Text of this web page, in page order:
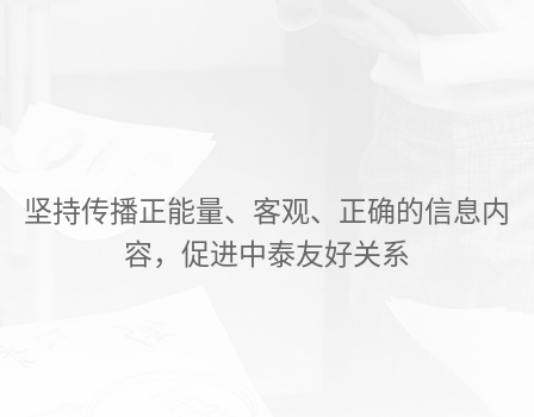
坚持传播正能量、客观、正确的信息内
容，促进中泰友好关系